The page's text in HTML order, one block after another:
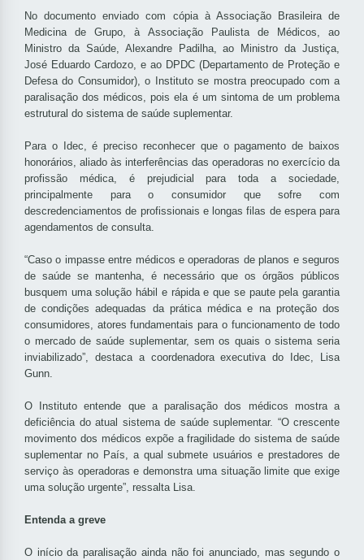
No documento enviado com cópia à Associação Brasileira de
Medicina de Grupo, à Associação Paulista de Médicos, ao
Ministro da Saúde, Alexandre Padilha, ao Ministro da Justiça,
José Eduardo Cardozo, e ao DPDC (Departamento de Proteção e
Defesa do Consumidor), o Instituto se mostra preocupado com a
paralisação dos médicos, pois ela é um sintoma de um problema
estrutural do sistema de saúde suplementar.
Para o Idec, é preciso reconhecer que o pagamento de baixos
honorários, aliado às interferências das operadoras no exercício da
profissão médica, é prejudicial para toda a sociedade,
principalmente para o consumidor que sofre com
descredenciamentos de profissionais e longas filas de espera para
agendamentos de consulta.
“Caso o impasse entre médicos e operadoras de planos e seguros
de saúde se mantenha, é necessário que os órgãos públicos
busquem uma solução hábil e rápida e que se paute pela garantia
de condições adequadas da prática médica e na proteção dos
consumidores, atores fundamentais para o funcionamento de todo
o mercado de saúde suplementar, sem os quais o sistema seria
inviabilizado”, destaca a coordenadora executiva do Idec, Lisa
Gunn.
O Instituto entende que a paralisação dos médicos mostra a
deficiência do atual sistema de saúde suplementar. “O crescente
movimento dos médicos expõe a fragilidade do sistema de saúde
suplementar no País, a qual submete usuários e prestadores de
serviço às operadoras e demonstra uma situação limite que exige
uma solução urgente”, ressalta Lisa.
Entenda a greve
O início da paralisação ainda não foi anunciado, mas segundo o